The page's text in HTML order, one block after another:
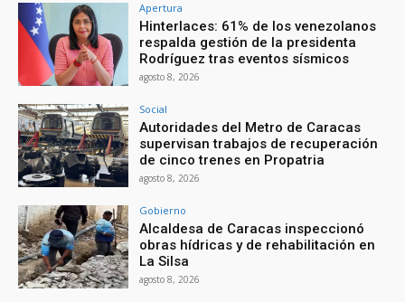
Apertura
Hinterlaces: 61% de los venezolanos
respalda gestión de la presidenta
Rodríguez tras eventos sísmicos
agosto 8, 2026
Social
Autoridades del Metro de Caracas
supervisan trabajos de recuperación
de cinco trenes en Propatria
agosto 8, 2026
Gobierno
Alcaldesa de Caracas inspeccionó
obras hídricas y de rehabilitación en
La Silsa
agosto 8, 2026